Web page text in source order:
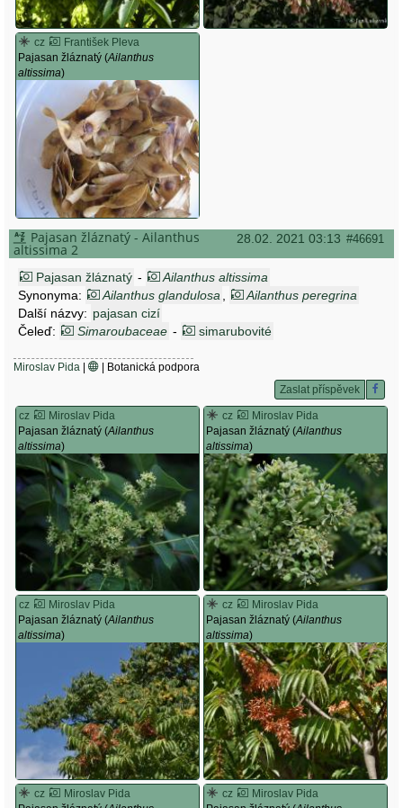
cz
František Pleva
Pajasan žláznatý (Ailanthus
altissima)
28.02. 2021 03:13 #46691
Pajasan žláznatý - Ailanthus
altissima 2
Pajasan žláznatý -
Ailanthus altissima
Synonyma:
Ailanthus glandulosa
Ailanthus peregrina
Další názvy: pajasan cizí
Čeleď:
Simaroubaceae - simarubovité
Miroslav Pida |
| Botanická podpora
Zaslat příspěvek
cz
Miroslav Pida
Pajasan žláznatý (Ailanthus
altissima)
cz
Miroslav Pida
Pajasan žláznatý (Ailanthus
altissima)
cz
Miroslav Pida
Pajasan žláznatý (Ailanthus
altissima)
cz
Miroslav Pida
Pajasan žláznatý (Ailanthus
altissima)
cz
Miroslav Pida
cz
Miroslav Pida